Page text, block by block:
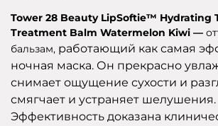
Tower 28 Beauty LipSoftie™ Hydrating
Treatment Balm Watermelon Kiwi —
бальзам, работающий как самая
ночная маска. Он прекрасно
снимает ощущение сухости и
смягчает и устраняет шелушения.
Эффективность доказана